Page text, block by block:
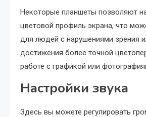
Некоторые планшеты позволяют
цветовой профиль экрана, что
для людей с нарушениями зрения
достижения более точной
работе с графикой или
Настройки звука
Здесь вы можете регулировать